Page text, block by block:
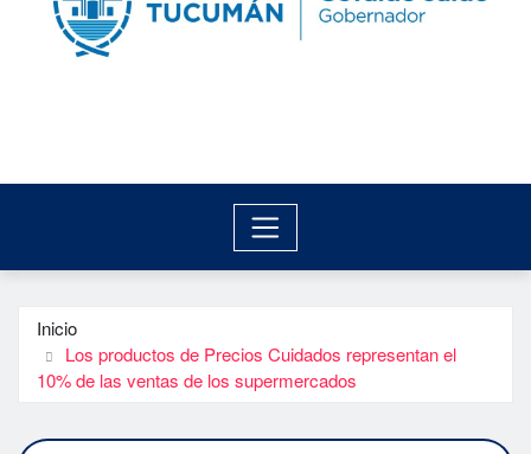
Inicio
Los productos de Precios Cuidados representan el
10% de las ventas de los supermercados